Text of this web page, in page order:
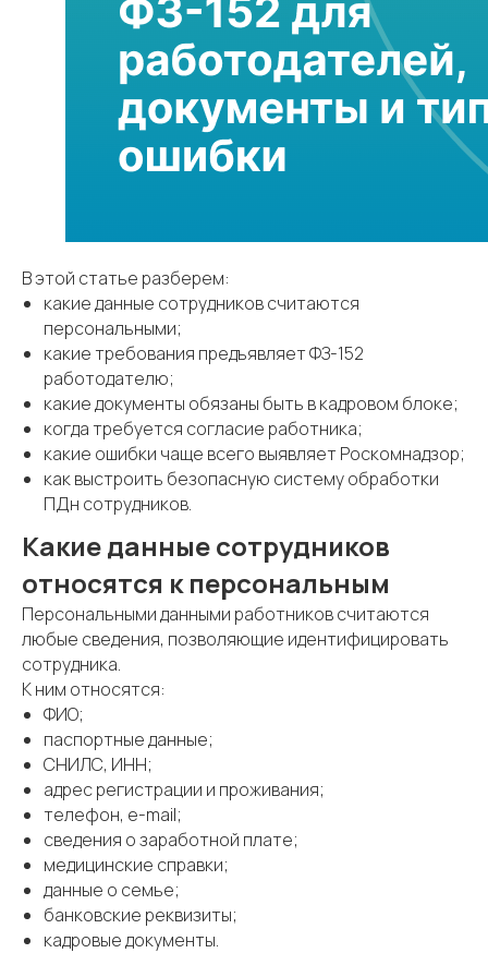
В этой статье разберем:
какие данные сотрудников считаются
персональными;
какие требования предъявляет ФЗ-152
работодателю;
какие документы обязаны быть в кадровом блоке;
когда требуется согласие работника;
какие ошибки чаще всего выявляет Роскомнадзор;
как выстроить безопасную систему обработки
ПДн сотрудников.
Какие данные сотрудников
относятся к персональным
Персональными данными работников считаются
любые сведения, позволяющие идентифицировать
сотрудника.
К ним относятся:
ФИО;
паспортные данные;
СНИЛС, ИНН;
адрес регистрации и проживания;
телефон, e-mail;
сведения о заработной плате;
медицинские справки;
данные о семье;
банковские реквизиты;
кадровые документы.